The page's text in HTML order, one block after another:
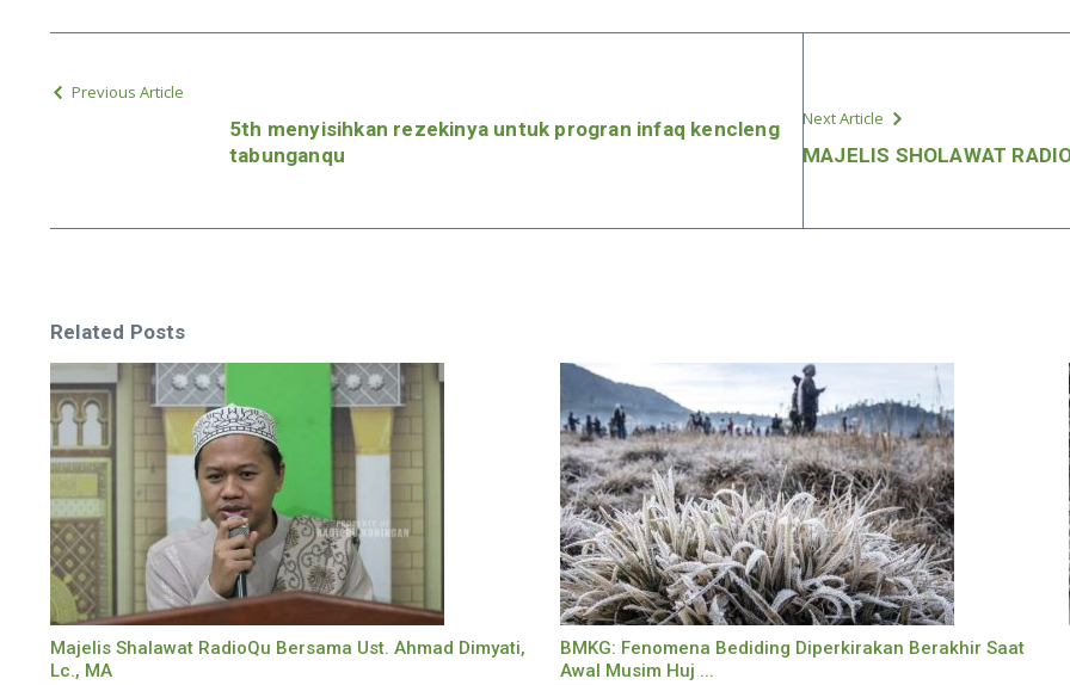
Previous Article
5th menyisihkan rezekinya untuk progran infaq kencleng
tabunganqu
Next Article
MAJELIS SHOLAWAT
Related Posts
Majelis Shalawat RadioQu Bersama Ust. Ahmad Dimyati,
Lc., MA
BMKG: Fenomena Bediding Diperkirakan Berakhir Saat
Awal Musim Huj ...